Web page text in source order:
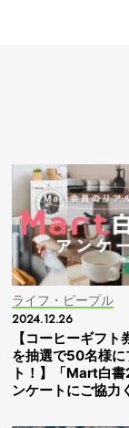
ライフ・ピープル
2024.12.26
【コーヒーギフ
を抽選で50名様に
ト！】「Mart白
ンケートにご協力